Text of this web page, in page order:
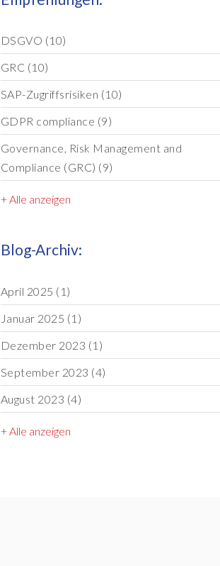
DSGVO (10)
GRC (10)
SAP-Zugriffsrisiken (10)
GDPR compliance (9)
Governance, Risk Management and
Compliance (GRC) (9)
+ Alle anzeigen
Blog-Archiv:
April 2025 (1)
Januar 2025 (1)
Dezember 2023 (1)
September 2023 (4)
August 2023 (4)
+ Alle anzeigen